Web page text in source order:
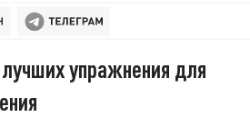
упражнения для